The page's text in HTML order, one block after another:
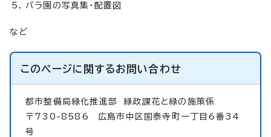
バラ園の写真集・配置図
など
このページに関するお問い合わせ
都市整備局緑化推進部緑政課花と緑の施策係
〒730-8586 広島市中区国泰寺町一丁目6番34
号